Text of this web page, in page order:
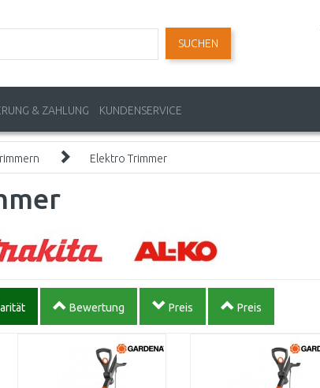
SUCHEN
& ZAHLUNG KUNDENSERVICE
Elektro Trimmer
Bewertung Preis Preis